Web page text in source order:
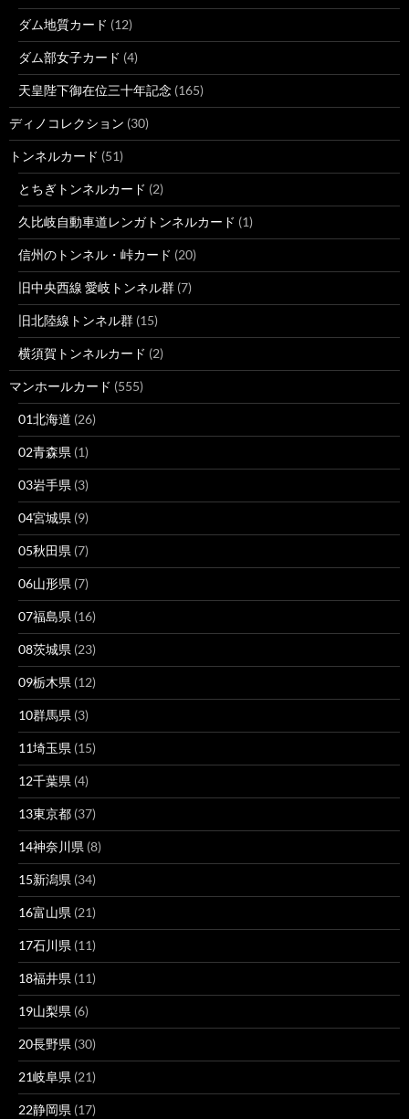
ダム地質カード (12)
ダム部女子カード (4)
天皇陛下御在位三十年記念 (165)
ディノコレクション (30)
トンネルカード (51)
とちぎトンネルカード (2)
久比岐自動車道レンガトンネルカード (1)
信州のトンネル・峠カード (20)
旧中央西線 愛岐トンネル群 (7)
旧北陸線トンネル群 (15)
横須賀トンネルカード (2)
マンホールカード (555)
01北海道 (26)
02青森県 (1)
03岩手県 (3)
04宮城県 (9)
05秋田県 (7)
06山形県 (7)
07福島県 (16)
08茨城県 (23)
09栃木県 (12)
10群馬県 (3)
11埼玉県 (15)
12千葉県 (4)
13東京都 (37)
14神奈川県 (8)
15新潟県 (34)
16富山県 (21)
17石川県 (11)
18福井県 (11)
19山梨県 (6)
20長野県 (30)
21岐阜県 (21)
22静岡県 (17)